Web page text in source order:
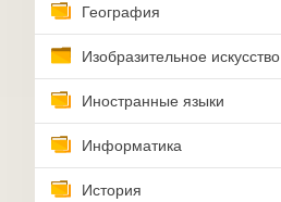
География
Изобразительное искусство
Иностранные языки
Информатика
История